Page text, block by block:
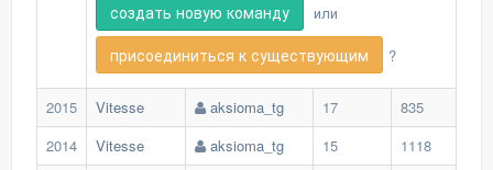
создать новую команду или
присоединиться к существующим ?
2015 Vitesse aksioma_tg 17
835
2014
Vitesse aksioma_tg 15
1118